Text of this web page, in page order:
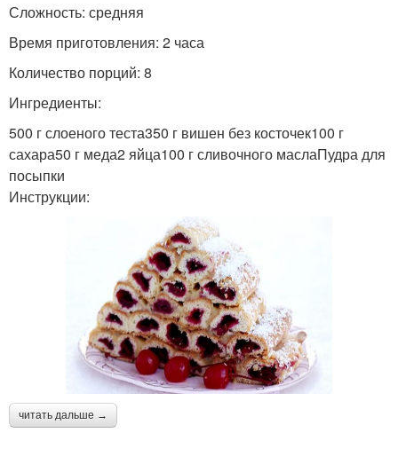
Сложность: средняя
Время приготовления: 2 часа
Количество порций: 8
Ингредиенты:
500 г слоеного теста350 г вишен без косточек100 г
сахара50 г меда2 яйца100 г сливочного маслаПудра для
посыпки
Инструкции:
читать дальше →